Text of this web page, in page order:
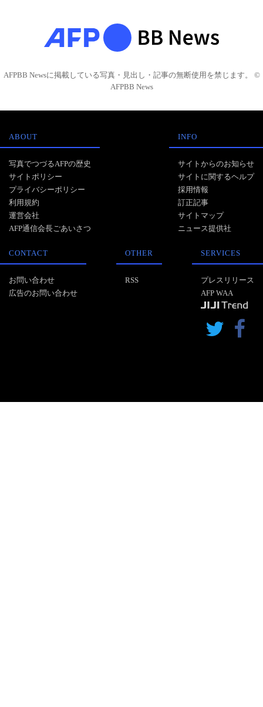
AFPBB Newsに掲載している写真・見出し・記事の無断使用を禁じます。 ©
AFPBB News
ABOUT
写真でつづるAFPの歴史
サイトポリシー
プライバシーポリシー
利用規約
運営会社
AFP通信会長ごあいさつ
INFO
サイトからのお知らせ
サイトに関するヘルプ
採用情報
訂正記事
サイトマップ
ニュース提供社
CONTACT
お問い合わせ
広告のお問い合わせ
OTHER
RSS
SERVICES
プレスリリース
AFP WAA